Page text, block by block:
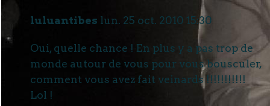
luluantibes lun. 25 oct. 2010 15:30
Oui, quelle chance ! En plus y a pas trop de
monde autour de vous pour vous bousculer,
comment vous avez fait veinards !!!!!!!!!!!
Lol !